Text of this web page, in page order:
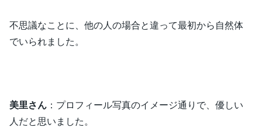
不思議なことに、他の人の場合と違って最初から自然体
でいられました。
美里さん ：プロフィール写真のイメージ通りで、優しい
人だと思いました。